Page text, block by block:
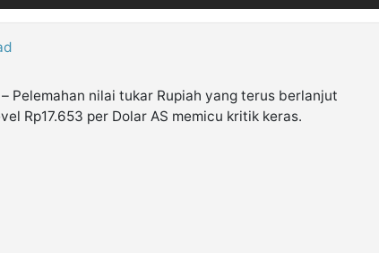
– Pelemahan nilai tukar Rupiah yang terus berlanjut
Rp17.653 per Dolar AS memicu kritik keras.